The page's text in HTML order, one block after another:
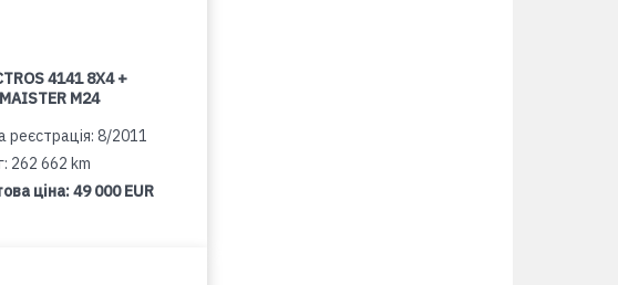
4141 8X4 +
M24
реєстрація: 8/2011
262 662 km
ціна:49 000 EUR